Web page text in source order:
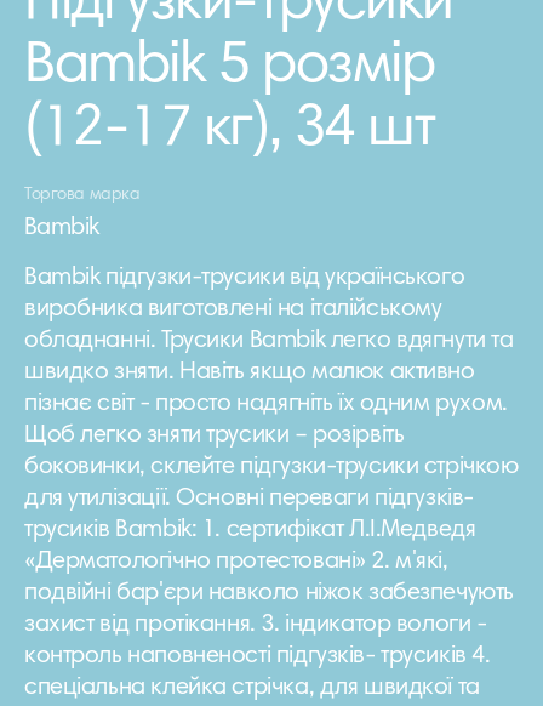
Bambik 5 розмір
(12-17 кг), 34 шт
Торгова марка
Bambik
Bambik підгузки-трусики від українського
виробника виготовлені на італійському
обладнанні. Трусики Bambik легко вдягнути та
швидко зняти. Навіть якщо малюк активно
пізнає світ - просто надягніть їх одним рухом.
Щоб легко зняти трусики – розірвіть
боковинки, склейте підгузки-трусики стрічкою
для утилізації. Основні переваги підгузків-
трусиків Bambik: 1. сертифікат Л.І.Медведя
«Дерматологічно протестовані» 2. м'які,
подвійні бар'єри навколо ніжок забезпечують
захист від протікання. 3. індикатор вологи -
контроль наповненості підгузків- трусиків 4.
спеціальна клейка стрічка, для швидкої та